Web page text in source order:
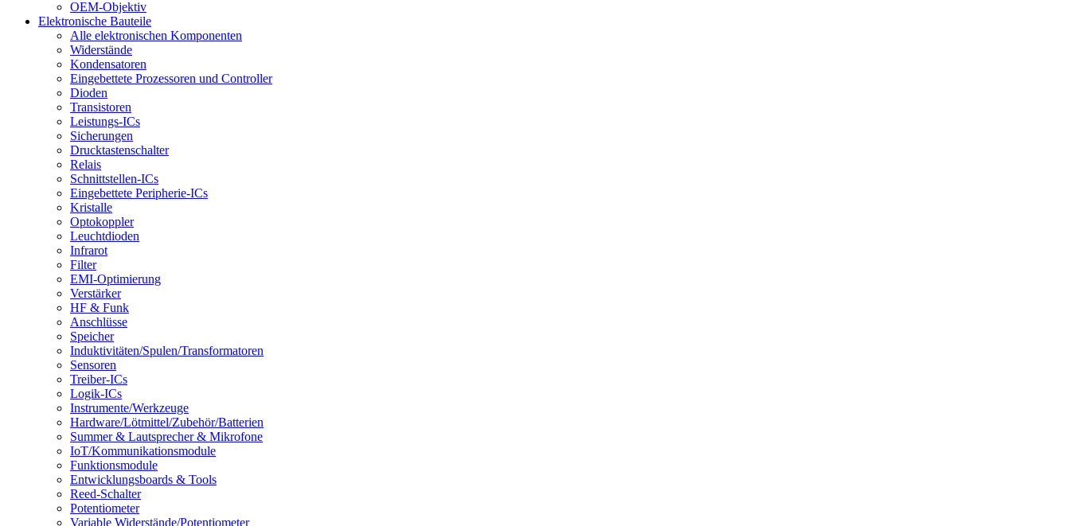
OEM-Objektiv
Elektronische Bauteile
Alle elektronischen Komponenten
Widerstände
Kondensatoren
Eingebettete Prozessoren und Controller
Dioden
Transistoren
Leistungs-ICs
Sicherungen
Drucktastenschalter
Relais
Schnittstellen-ICs
Eingebettete Peripherie-ICs
Kristalle
Optokoppler
Leuchtdioden
Infrarot
Filter
EMI-Optimierung
Verstärker
HF & Funk
Anschlüsse
Speicher
Induktivitäten/Spulen/Transformatoren
Sensoren
Treiber-ICs
Logik-ICs
Instrumente/Werkzeuge
Hardware/Lötmittel/Zubehör/Batterien
Summer & Lautsprecher & Mikrofone
IoT/Kommunikationsmodule
Funktionsmodule
Entwicklungsboards & Tools
Reed-Schalter
Potentiometer
Variable Widerstände/Potentiometer